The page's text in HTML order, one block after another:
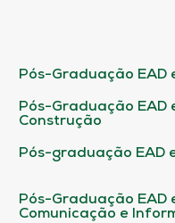
Pós-Graduação EAD
Pós-Graduação EAD
Construção
Pós-graduação EAD
Pós-Graduação EAD
Comunicação e